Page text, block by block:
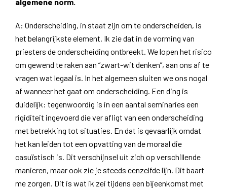
A: Onderscheiding, in staat zijn om te onderscheiden, is
het belangrijkste element. Ik zie dat in de vorming van
priesters de onderscheiding ontbreekt. We lopen het risico
om gewend te raken aan “zwart-wit denken”, aan ons af te
vragen wat legaal is. In het algemeen sluiten we ons nogal
af wanneer het gaat om onderscheiding. Een ding is
duidelijk: tegenwoordig is in een aantal seminaries een
rigiditeit ingevoerd die ver afligt van een onderscheiding
met betrekking tot situaties. En dat is gevaarlijk omdat
het kan leiden tot een opvatting van de moraal die
casuïstisch is. Dit verschijnsel uit zich op verschillende
manieren, maar ook zie je steeds eenzelfde lijn. Dit baart
me zorgen. Dit is wat ik zei tijdens een bijeenkomst met